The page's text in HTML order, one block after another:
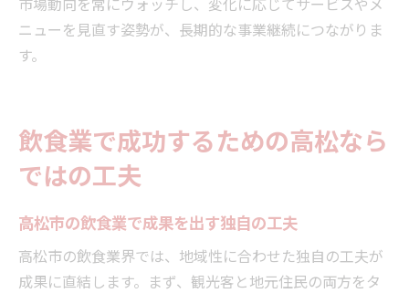
ニューを見直す姿勢が、長期的な事業継続につながりま
す。
飲食業で成功するための高松なら
ではの工夫
高松市の飲食業で成果を出す独自の工夫
高松市の飲食業界では、地域性に合わせた独自の工夫が
成果に直結します。まず、観光客と地元住民の両方をタ